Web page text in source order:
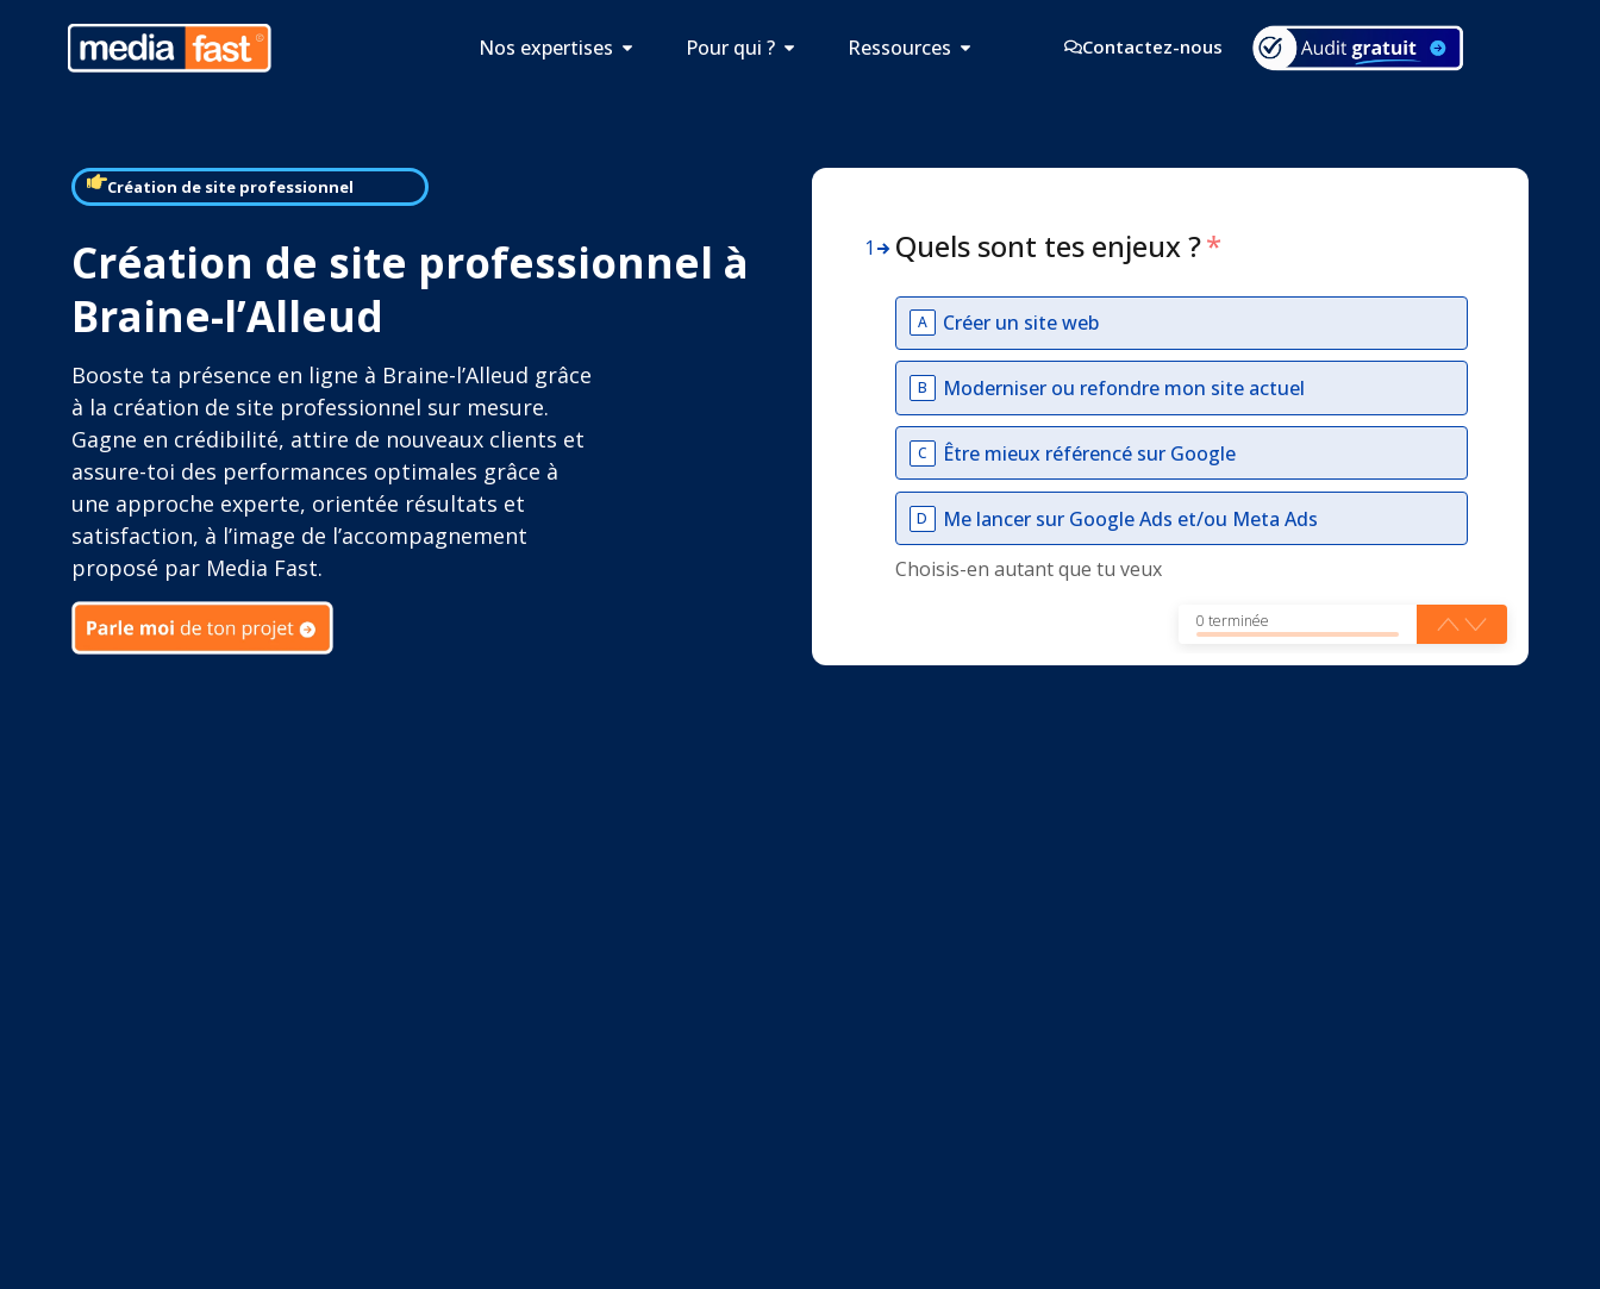
Nos expertises Pour qui ? Ressources Contactez-nous
Création de site professionnel
Création de site professionnel à
Braine-l’Alleud
Booste ta présence en ligne à Braine-l’Alleud grâce
à la création de site professionnel sur mesure.
Gagne en crédibilité, attire de nouveaux clients et
assure-toi des performances optimales grâce à
une approche experte, orientée résultats et
satisfaction, à l’image de l’accompagnement
proposé par Media Fast.
1 Quels sont tes enjeux ?*
A Créer un site web
B Moderniser ou refondre mon site actuel
C Être mieux référencé sur Google
D
Me lancer sur Google Ads et/ou Meta Ads
Choisis-en autant que tu veux
0 terminée